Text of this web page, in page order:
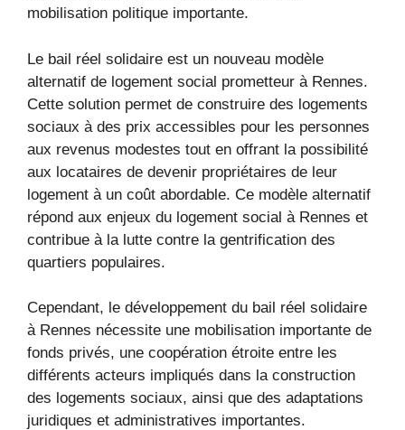
mobilisation politique importante.
Le bail réel solidaire est un nouveau modèle
alternatif de logement social prometteur à Rennes.
Cette solution permet de construire des logements
sociaux à des prix accessibles pour les personnes
aux revenus modestes tout en offrant la possibilité
aux locataires de devenir propriétaires de leur
logement à un coût abordable. Ce modèle alternatif
répond aux enjeux du logement social à Rennes et
contribue à la lutte contre la gentrification des
quartiers populaires.
Cependant, le développement du bail réel solidaire
à Rennes nécessite une mobilisation importante de
fonds privés, une coopération étroite entre les
différents acteurs impliqués dans la construction
des logements sociaux, ainsi que des adaptations
juridiques et administratives importantes.